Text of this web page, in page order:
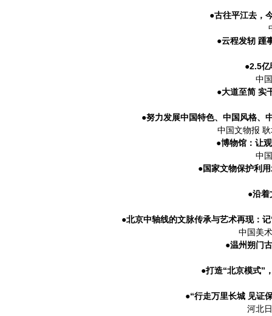
●古往平江去，
●云程发轫
●2.5
中
●大道至简
●努力发展中国特色、中国风格
中国文物报
●博物馆：让
中
●国家文物保护利
●沿
●北京中轴线的文脉传承与艺术再现：
中国美
●温州朔门
●打造“北京模式”
●“行走万里长城 见证
河北